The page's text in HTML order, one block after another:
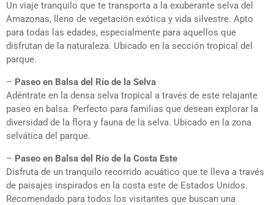
Un viaje tranquilo que te transporta a la exuberante selva del
Amazonas, lleno de vegetación exótica y vida silvestre. Apto
para todas las edades, especialmente para aquellos que
disfrutan de la naturaleza. Ubicado en la sección tropical del
parque.
– Paseo en Balsa del Río de la Selva
Adéntrate en la densa selva tropical a través de este relajante
paseo en balsa. Perfecto para familias que desean explorar la
diversidad de la flora y fauna de la selva. Ubicado en la zona
selvática del parque.
– Paseo en Balsa del Río de la Costa Este
Disfruta de un tranquilo recorrido acuático que te lleva a través
de paisajes inspirados en la costa este de Estados Unidos.
Recomendado para todos los visitantes que buscan una